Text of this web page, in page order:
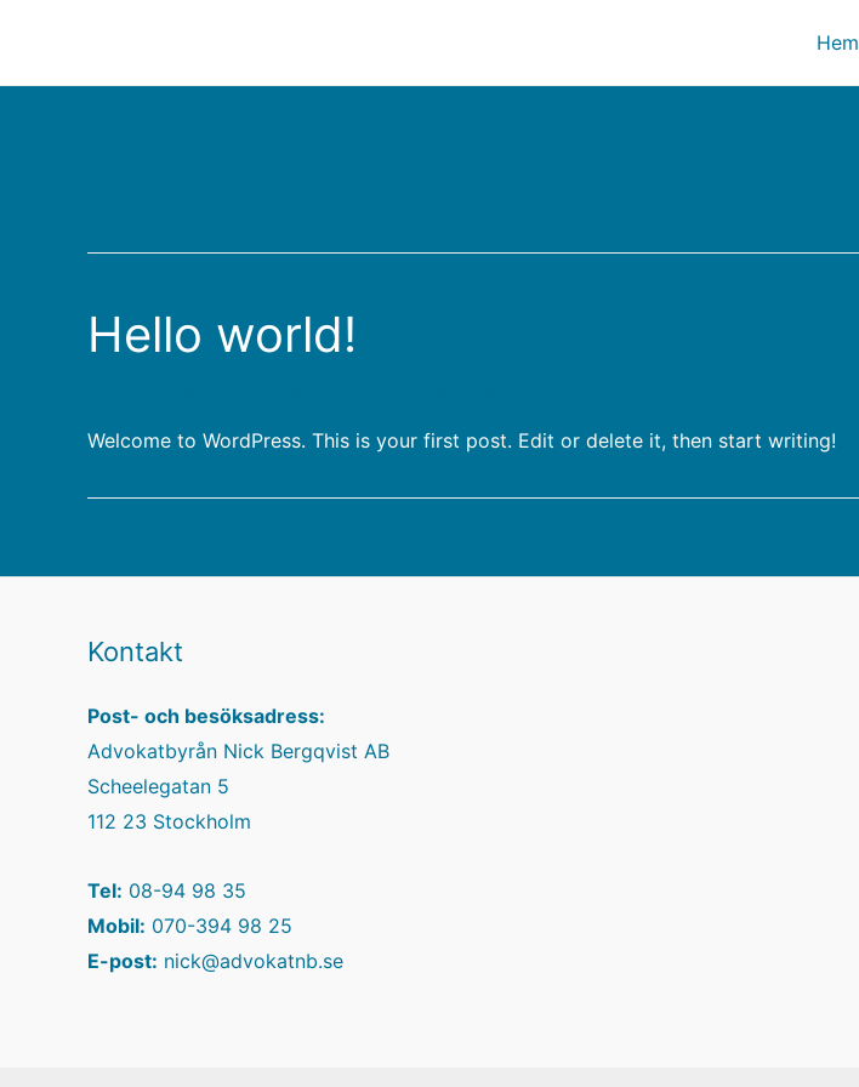
Hem
Hello world!
Welcome to WordPress. This is your first post. Edit or delete it, then start writing!
Kontakt
Post- och besöksadress:
Advokatbyrån Nick Bergqvist AB
Scheelegatan 5
112 23 Stockholm
Tel: 08-94 98 35
Mobil: 070-394 98 25
E-post: nick@advokatnb.se